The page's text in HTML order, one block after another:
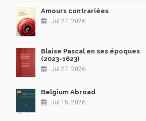
Amours contrariées
Jul 27, 2026
Blaise Pascal en ses époques
(2023-1623)
Jul 27, 2026
Belgium Abroad
Jul 15, 2026